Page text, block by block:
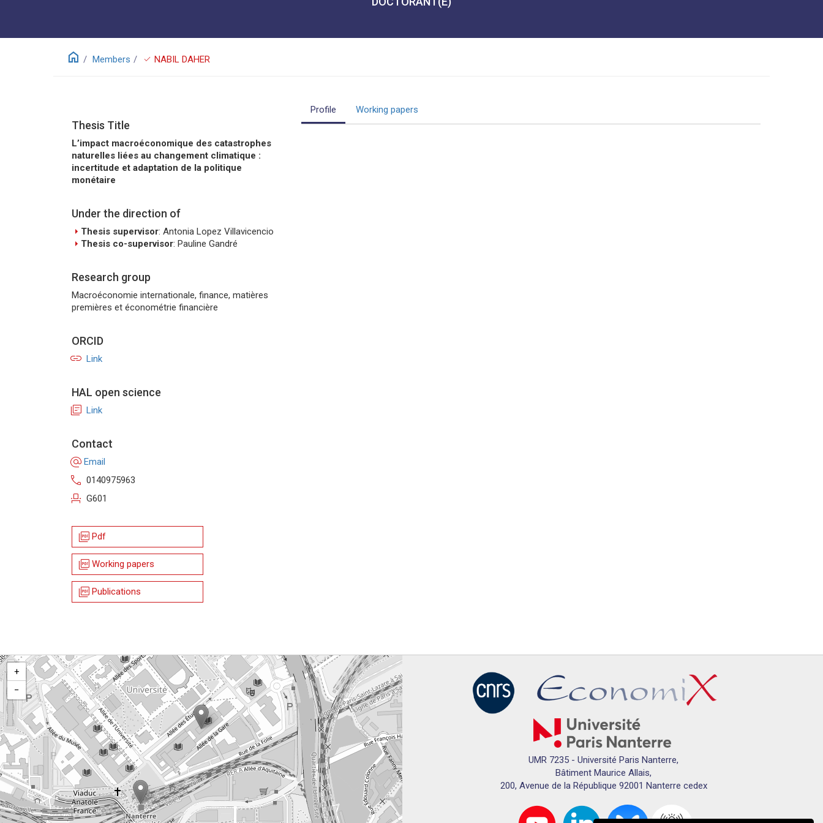
home Members check NABIL DAHER
Thesis Title
L’impact macroéconomique des catastrophes
naturelles liées au changement climatique :
incertitude et adaptation de la politique
monétaire
Under the direction of
arrow_rightThesis supervisor: Antonia Lopez Villavicencio
arrow_rightThesis co-supervisor: Pauline Gandré
Research group
Macroéconomie internationale, finance, matières
premières et économétrie financière
ORCID
link Link
HAL open science
library_books Link
Contact
alternate_email Email
call 0140975963
event_seat G601
picture_as_pdf Pdf
picture_as_pdf Working papers
picture_as_pdf Publications
Profile Working papers
+
−
UMR 7235 - Université Paris Nanterre,
Bâtiment Maurice Allais,
200, Avenue de la République 92001 Nanterre cedex